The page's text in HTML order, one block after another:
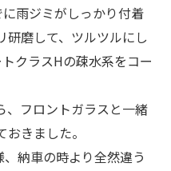
雨ジミがしっかり付着
研磨して、ツルツルにし
クラスHの疎水系をコー
、フロントガラスと一緒
きました。
納車の時より全然違う